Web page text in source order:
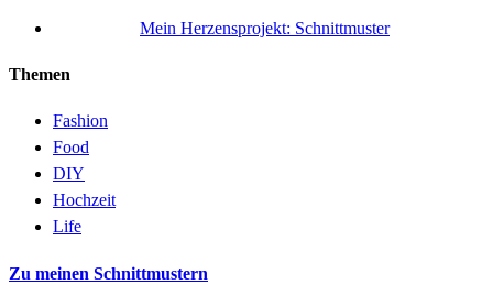
Mein Herzensprojekt: Schnittmuster
Themen
Fashion
Food
DIY
Hochzeit
Life
Zu meinen Schnittmustern